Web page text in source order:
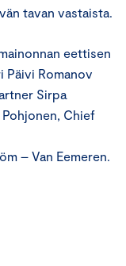
tavan vastaista.
eettisen
Päivi Romanov
Sirpa
Chief
– Van Eemeren.